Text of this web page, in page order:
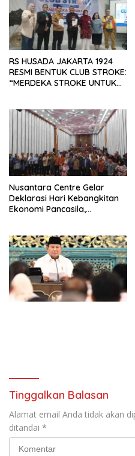
RS HUSADA JAKARTA 1924
RESMI BENTUK CLUB STROKE:
“MERDEKA STROKE UNTUK
Nusantara Centre Gelar
Deklarasi Hari Kebangkitan
Ekonomi Pancasila,
Penjajahan (Pergolakan
Ekonomi Politik Indonesia) &
Simposium Nasional “Urgensi
Undang-Undang
Perekonomian Nasional dan
Kesejahteraan Sosial dalam
Tinggalkan Balasan
Alamat email Anda tidak akan
ditandai *